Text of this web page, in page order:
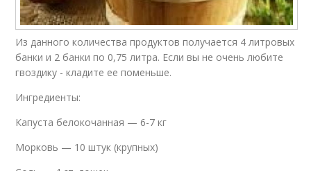
Из данного количества продуктов получается 4 литровых
банки и 2 банки по 0,75 литра. Если вы не очень любите
гвоздику - кладите ее поменьше.
Ингредиенты:
Капуста белокочанная — 6-7 кг
Морковь — 10 штук (крупных)